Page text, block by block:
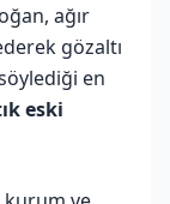
ağır
gözaltı
en
eski